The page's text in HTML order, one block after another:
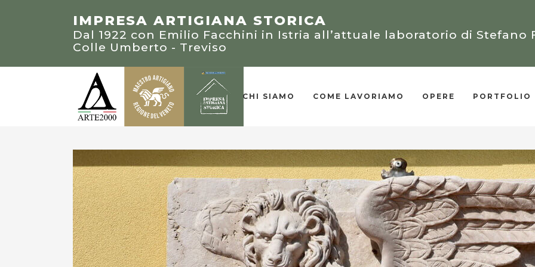
STEFANO FACCHINI MAESTRO ARTIGIANO
Portatore di un patrimonio di conoscenze ed esperienze da
trasmettere alle future generazioni
“PREMIO PALLADIO 2019” PER LE DIMORE
CLASSICHE NEGLI STATI UNITI D’AMERICA
Sezione artigianato: villa Beaux-Arts - Atlanta, Georgia
IMPRESA ARTIGIANA STORICA
Dal 1922 con Emilio Facchini in Istria all’attuale laboratorio di Stefano
Colle Umberto - Treviso
CHI SIAMO COME LAVORIAMO OPERE PORTFOLIO
ANEDDOTI